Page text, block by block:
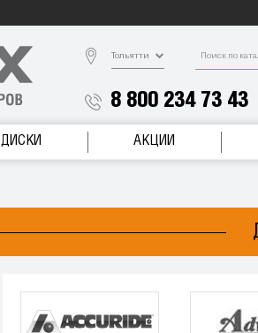
Тольятти
8 800 234 73 43
ДИСКИ АКЦИИ